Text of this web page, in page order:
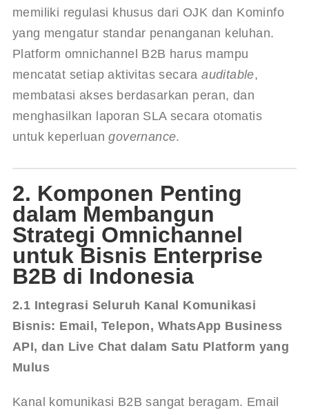
memiliki regulasi khusus dari OJK dan Kominfo
yang mengatur standar penanganan keluhan.
Platform omnichannel B2B harus mampu
mencatat setiap aktivitas secara auditable,
membatasi akses berdasarkan peran, dan
menghasilkan laporan SLA secara otomatis
untuk keperluan governance.
2. Komponen Penting
dalam Membangun
Strategi Omnichannel
untuk Bisnis Enterprise
B2B di Indonesia
2.1 Integrasi Seluruh Kanal Komunikasi
Bisnis: Email, Telepon, WhatsApp Business
API, dan Live Chat dalam Satu Platform yang
Mulus
Kanal komunikasi B2B sangat beragam. Email